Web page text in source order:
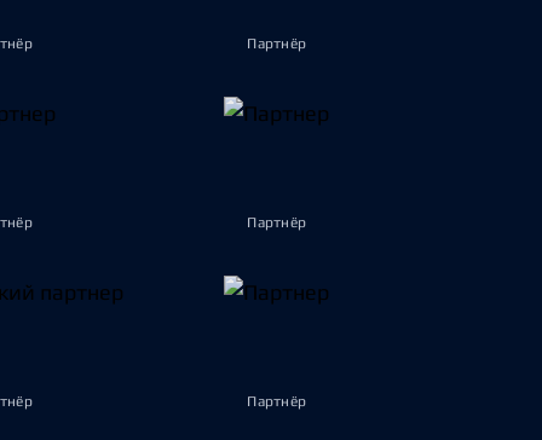
Партнёр
Партнёр
Партнёр